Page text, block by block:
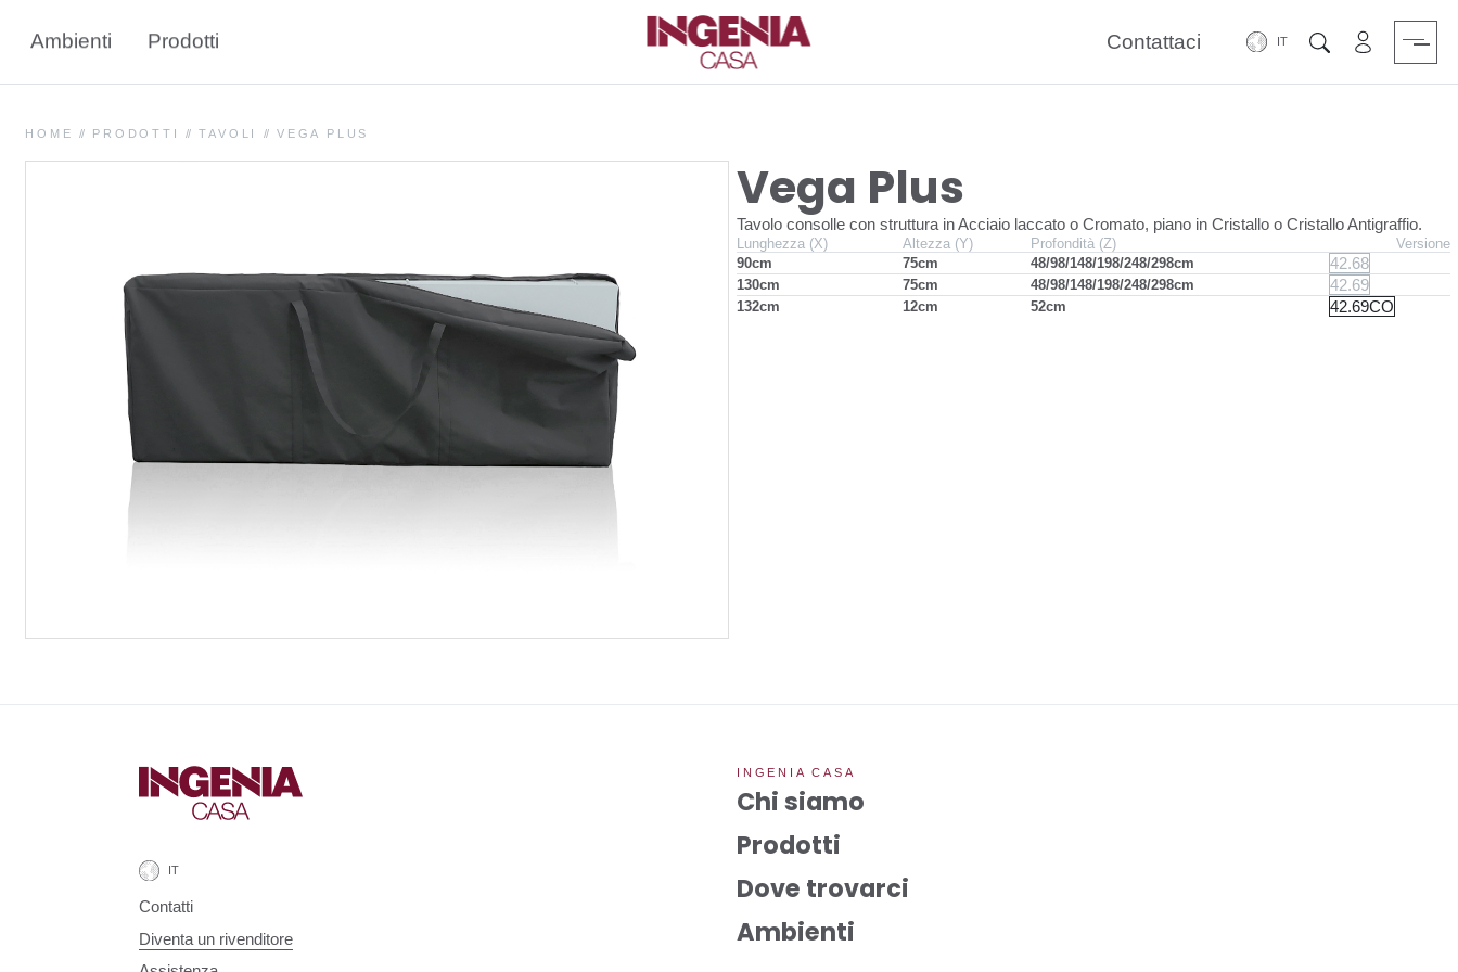
Ambienti Prodotti Contattaci Cerca Area
HOME // PRODOTTI // TAVOLI // VEGA PLUS
Vega Plus
Tavolo consolle con struttura in Acciaio laccato o Cromato, piano in Cristallo o Cristallo Antigraffio.
Lunghezza (X) Altezza (Y) Profondità (Z)
Versione
90cm
75cm 48/98/148/198/248/298cm 42.68
130cm 75cm 48/98/148/198/248/298cm 42.69
132cm 12cm 52cm 42.69CO
Contatti
Diventa un rivenditore
INGENIA CASA
Chi siamo
Prodotti
Dove trovarci
Ambienti